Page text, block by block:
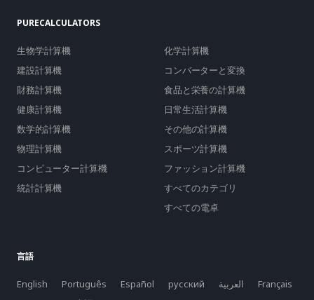
PURECALCULATORS
生物学計算機
化学計算機
建設計算機
コンバーターと変換
財務計算機
食品と栄養の計算機
健康計算機
日常生活計算機
数学的計算機
その他の計算機
物理計算機
スポーツ計算機
コンピューター計算機
ファッション計算機
統計計算機
すべてのカテゴリ
すべての電卓
言語
English Português Español русский العربية
Français